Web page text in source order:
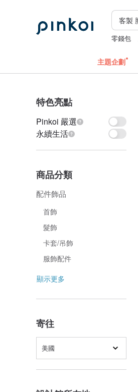
零錢包
主題企劃
特色亮點
Pinkoi 嚴選
永續生活
商品分類
配件飾品
首飾
髮飾
卡套/吊飾
服飾配件
顯示更多
寄往
美國